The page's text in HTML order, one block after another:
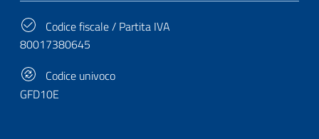
Codice fiscale / Partita IVA
80017380645
Codice univoco
GFD10E